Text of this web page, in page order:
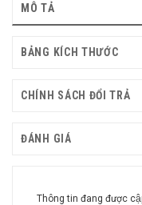
MÔ TẢ
BẢNG KÍCH THƯỚC
CHÍNH SÁCH ĐỔI TRẢ
ĐÁNH GIÁ
Thông tin đang được